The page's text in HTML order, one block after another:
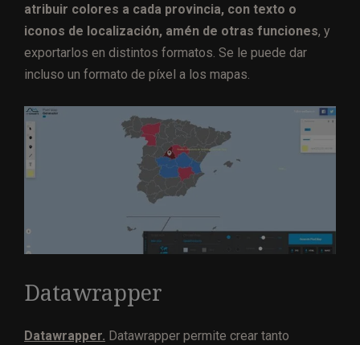
atribuir colores a cada provincia, con texto o
iconos de localización, amén de otras funciones, y
exportarlos en distintos formatos. Se le puede dar
incluso un formato de píxel a los mapas.
Datawrapper
Datawrapper. Datawrapper permite crear tanto